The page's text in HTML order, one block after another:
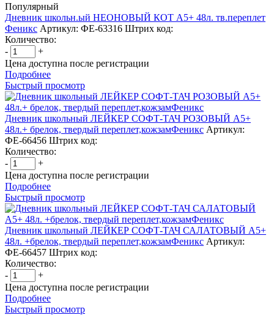
Популярный
Дневник школьн.ый НЕОНОВЫЙ КОТ А5+ 48л. тв.переплет
Феникс Артикул: ФЕ-63316 Штрих код:
Количество:
-
+
Цена доступна после регистрации
Подробнее
Быстрый просмотр
Дневник школьный ЛЕЙКЕР СОФТ-ТАЧ РОЗОВЫЙ А5+
48л.+ брелок, твердый переплет,кожзамФеникс Артикул:
ФЕ-66456 Штрих код:
Количество:
-
+
Цена доступна после регистрации
Подробнее
Быстрый просмотр
Дневник школьный ЛЕЙКЕР СОФТ-ТАЧ САЛАТОВЫЙ А5+
48л. +брелок, твердый переплет,кожзамФеникс Артикул:
ФЕ-66457 Штрих код:
Количество:
-
+
Цена доступна после регистрации
Подробнее
Быстрый просмотр